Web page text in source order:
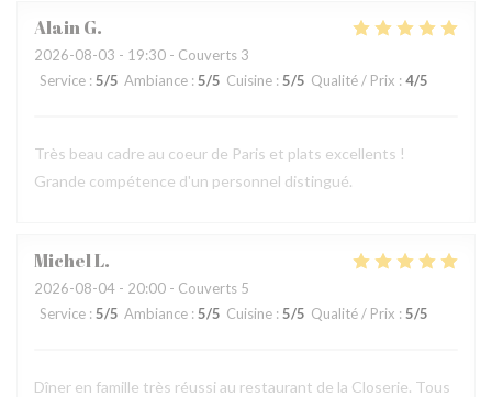
AlainG
2026-08-03 - 19:30 - Couverts 3
Service : 5/5 Ambiance : 5/5 Cuisine : 5/5 Qualité / Prix : 4/5
Très beau cadre au coeur de Paris et plats excellents !
Grande compétence d'un personnel distingué.
MichelL
2026-08-04 - 20:00 - Couverts 5
Service : 5/5 Ambiance : 5/5 Cuisine : 5/5 Qualité / Prix : 5/5
Dîner en famille très réussi au restaurant de la Closerie. Tous